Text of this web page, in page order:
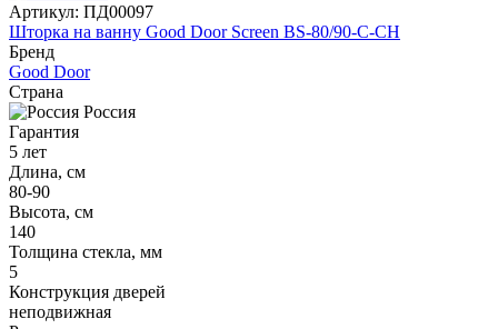
Артикул: ПД00097
Шторка на ванну Good Door Screen BS-80/90-C-CH
Бренд
Good Door
Страна
Россия
Гарантия
5 лет
Длина, см
80-90
Высота, см
140
Толщина стекла, мм
5
Конструкция дверей
неподвижная